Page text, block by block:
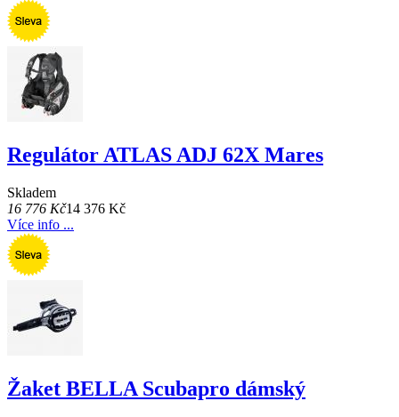
Regulátor ATLAS ADJ 62X Mares
Skladem
16 776 Kč14 376 Kč
Více info ...
Žaket BELLA Scubapro dámský